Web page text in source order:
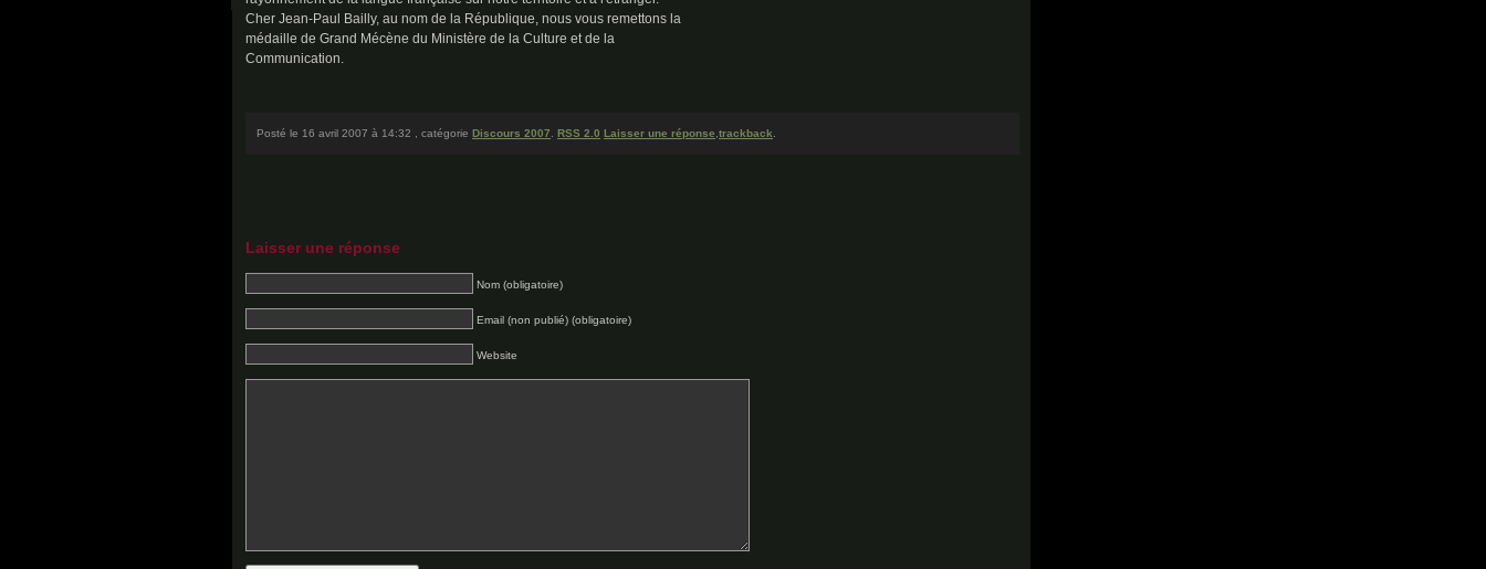
Cher Jean-Paul Bailly, au nom de la République, nous vous remettons la
médaille de Grand Mécène du Ministère de la Culture et de la
Communication.
Posté le 16 avril 2007 à 14:32 , catégorie Discours 2007 RSS 2.0 Laisser une réponse trackback
Laisser une réponse
Nom (obligatoire)
Email (non publié) (obligatoire)
Website